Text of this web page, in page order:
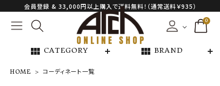
会員登録 & 33,000円以上購入で送料無料！（通常送料￥935）
0
view_module CATEGORY view_module BRAND
HOME コーディネート一覧